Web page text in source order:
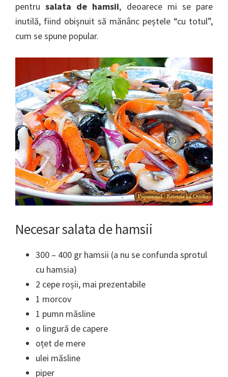
pentrusalata de hamsii, deoarece mi se pare
inutilă, fiind obișnuit să mănânc peștele “cu totul”,
cum se spune popular.
Necesar salata de hamsii
300 – 400 gr hamsii (a nu se confunda sprotul
cu hamsia)
2 cepe roșii, mai prezentabile
1 morcov
1 pumn măsline
o lingură de capere
oțet de mere
ulei măsline
piper